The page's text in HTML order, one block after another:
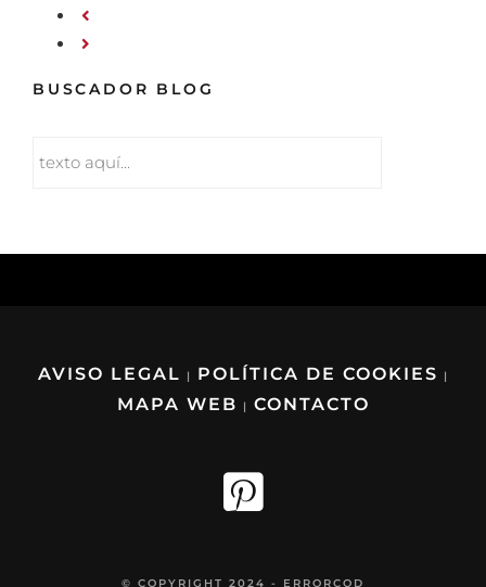
BUSCADOR BLOG
AVISO LEGAL | POLÍTICA DE COOKIES |
MAPA WEB | CONTACTO
© COPYRIGHT 2024 - ERRORCOD